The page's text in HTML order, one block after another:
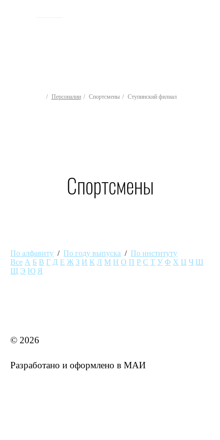
Персоналии Спортсмены Ступинский филиал
Спортсмены
По алфавиту /По году выпуска /По институту
Все А Б В Г Д Е Ж З И К Л М Н О П Р С Т У Ф Х Ц Ч Ш
Щ Э Ю Я
© 2026
Разработано и оформлено в МАИ